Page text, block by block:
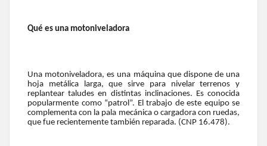
Qué es una motoniveladora
Una motoniveladora, es una máquina que dispone de una
hoja metálica larga, que sirve para nivelar terrenos y
replantear taludes en distintas inclinaciones. Es conocida
popularmente como “patrol”. El trabajo de este equipo se
complementa con la pala mecánica o cargadora con ruedas,
que fue recientemente también reparada. (CNP 16.478).